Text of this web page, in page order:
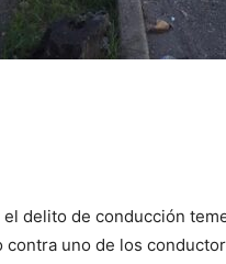
el delito de conducción
uno de los